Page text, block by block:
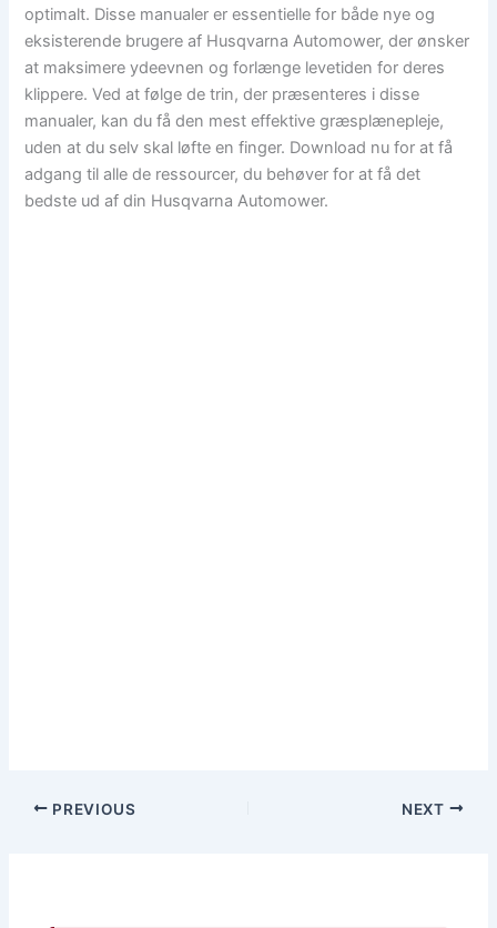
optimalt. Disse manualer er essentielle for både nye og
eksisterende brugere af Husqvarna Automower, der ønsker
at maksimere ydeevnen og forlænge levetiden for deres
klippere. Ved at følge de trin, der præsenteres i disse
manualer, kan du få den mest effektive græsplænepleje,
uden at du selv skal løfte en finger. Download nu for at få
adgang til alle de ressourcer, du behøver for at få det
bedste ud af din Husqvarna Automower.
PREVIOUS NEXT